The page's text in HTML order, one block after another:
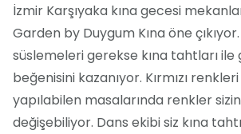
İzmir Karşıyaka kına gecesi
Garden by Duygum Kına öne
süslemeleri gerekse kına tahtları ile
beğenisini kazanıyor. Kırmızı
yapılabilen masalarında renkler
değişebiliyor. Dans ekibi siz kına